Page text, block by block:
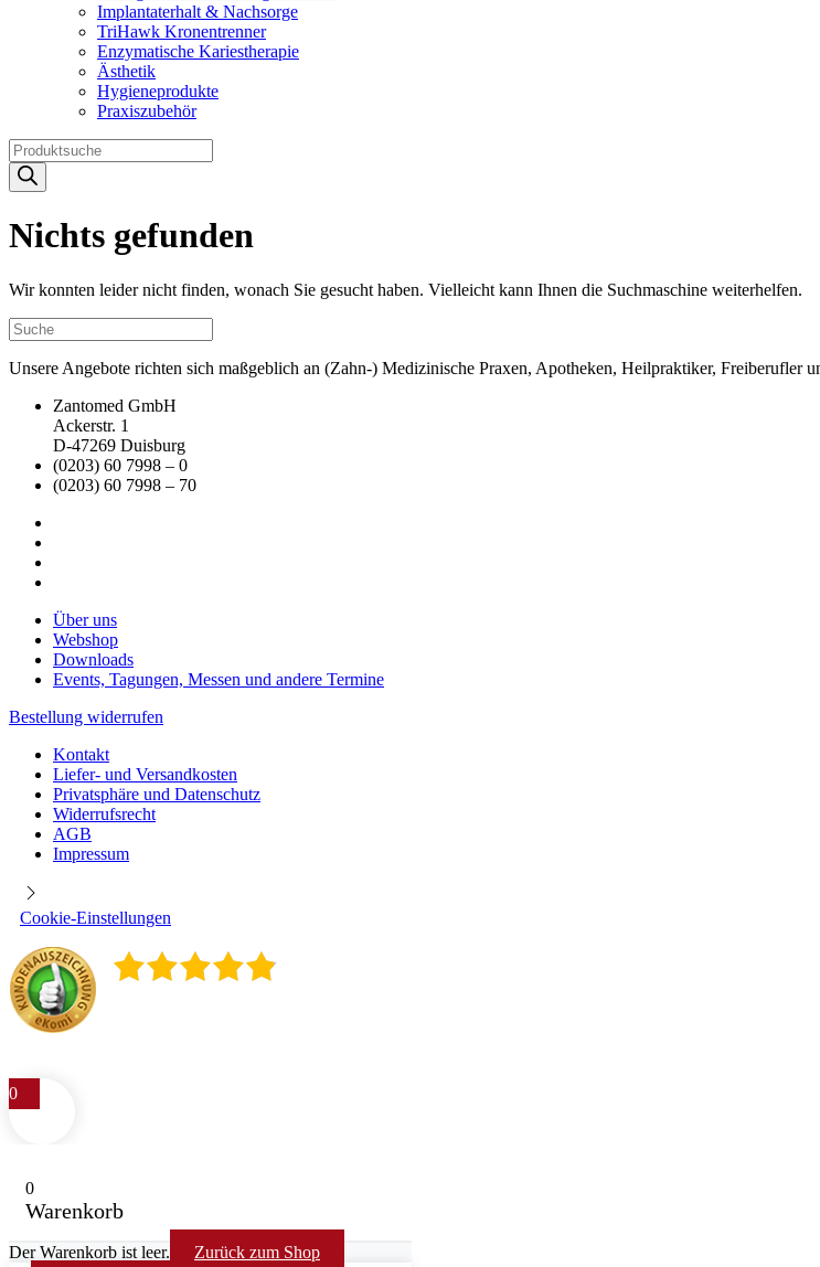
Implantaterhalt & Nachsorge
TriHawk Kronentrenner
Enzymatische Kariestherapie
Ästhetik
Hygieneprodukte
Praxiszubehör
Products
search
Nichts gefunden
Wir konnten leider nicht finden, wonach Sie gesucht haben. Vielleicht kann Ihnen die Suchmaschine weiterhelfen.
Unsere Angebote richten sich maßgeblich an (Zahn-) Medizinische Praxen, Apotheken, Heilpraktiker, Freiberufler
Zantomed GmbH
Ackerstr. 1
D-47269 Duisburg
(0203) 60 7998 – 0
(0203) 60 7998 – 70
Über uns
Webshop
Downloads
Events, Tagungen, Messen und andere Termine
Bestellung widerrufen
Kontakt
Liefer- und Versandkosten
Privatsphäre und Datenschutz
Widerrufsrecht
AGB
Impressum
Cookie-Einstellungen
0
0
Warenkorb
Der Warenkorb ist leer. Zurück zum Shop